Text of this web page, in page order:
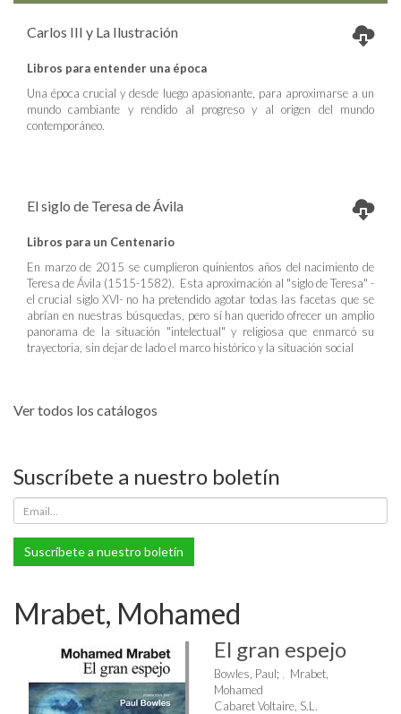
Carlos III y La Ilustración
Libros para entender una época
Una época crucial y desde luego apasionante, para aproximarse a un
mundo cambiante y rendido al progreso y al origen del mundo
contemporáneo.
El siglo de Teresa de Ávila
Libros para un Centenario
En marzo de 2015 se cumplieron quinientos años del nacimiento de
Teresa de Ávila (1515-1582). Esta aproximación al "siglo de Teresa" -
el crucial siglo XVI- no ha pretendido agotar todas las facetas que se
abrían en nuestras búsquedas, pero sí han querido ofrecer un amplio
panorama de la situación "intelectual" y religiosa que enmarcó su
trayectoria, sin dejar de lado el marco histórico y la situación social
Ver todos los catálogos
Suscríbete a nuestro boletín
Suscríbete a nuestro boletín
Mrabet, Mohamed
El gran espejo
Bowles, Paul;
Mrabet,
Mohamed
Cabaret Voltaire, S.L.